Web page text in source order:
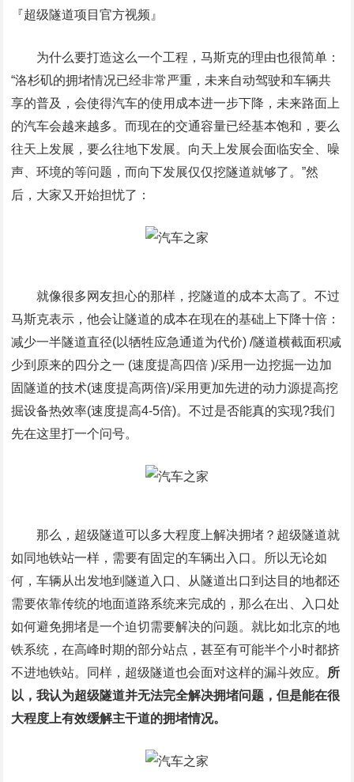
『超级隧道项目官方视频』
为什么要打造这么一个工程，马斯克的理由也很简单：
“洛杉矶的拥堵情况已经非常严重，未来自动驾驶和车辆共
享的普及，会使得汽车的使用成本进一步下降，未来路面上
的汽车会越来越多。而现在的交通容量已经基本饱和，要么
往天上发展，要么往地下发展。向天上发展会面临安全、噪
声、环境的等问题，而向下发展仅仅挖隧道就够了。”然
后，大家又开始担忧了：
就像很多网友担心的那样，挖隧道的成本太高了。不过
马斯克表示，他会让隧道的成本在现在的基础上下降十倍：
减少一半隧道直径(以牺牲应急通道为代价) /隧道横截面积减
少到原来的四分之一 (速度提高四倍 )/采用一边挖掘一边加
固隧道的技术(速度提高两倍)/采用更加先进的动力源提高挖
掘设备热效率(速度提高4-5倍)。不过是否能真的实现?我们
先在这里打一个问号。
那么，超级隧道可以多大程度上解决拥堵？超级隧道就
如同地铁站一样，需要有固定的车辆出入口。所以无论如
何，车辆从出发地到隧道入口、从隧道出口到达目的地都还
需要依靠传统的地面道路系统来完成的，那么在出、入口处
如何避免拥堵是一个迫切需要解决的问题。就比如北京的地
铁系统，在高峰时期的部分站点，甚至有可能半个小时都挤
不进地铁站。同样，超级隧道也会面对这样的漏斗效应。 所
以，我认为超级隧道并无法完全解决拥堵问题，但是能在很
大程度上有效缓解主干道的拥堵情况。